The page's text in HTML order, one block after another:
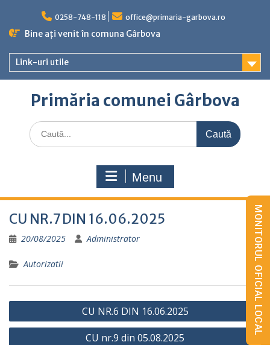
content
0258-748-118 office@primaria-garbova.ro
Bine ați venit în comuna Gârbova
Link-uri utile
Primăria comunei Gârbova
Caută
for:
Menu
CU NR.7 DIN 16.06.2025
20/08/2025 Administrator
Autorizatii
Navigare
în
CU NR.6 DIN 16.06.2025
CU nr.9 din 05.08.2025
MONITORUL OFICIAL LOCAL